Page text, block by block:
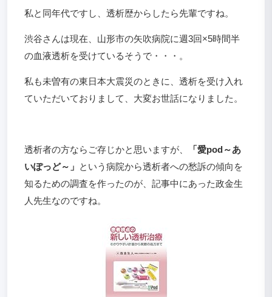
私と同年代ですし、透析歴からしたら先輩ですね。
渋谷さんは現在、山形市の矢吹病院に週3回×5時間半
の血液透析を受けているそうで・・・。
私も未曽有の東日本大震災のときに、透析を受け入れ
ていただいておりまして、大変お世話になりました。
透析者の方ならご存じかと思いますが、
「愛pod～あ
いぽっど～」 という病院から透析者への愁訴の傾向を
知るための調査を作ったのが、記事中にあった政金生
人先生なのですね。